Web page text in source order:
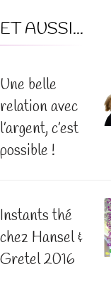
ET AUSSI...
Une belle
relation avec
l’argent, c’est
possible !
Instants thé
chez Hansel &
Gretel 2016